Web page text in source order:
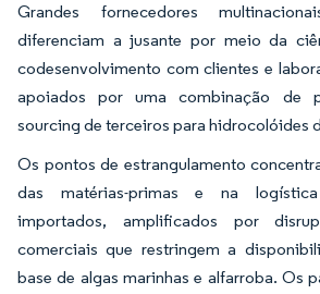
Grandes fornecedores
diferenciam a jusante por meio da
codesenvolvimento com clientes e
apoiados por uma combinação de
sourcing de terceiros para hidrocolóides
Os pontos de estrangulamento
das matérias-primas e na
importados, amplificados por
comerciais que restringem a
base de algas marinhas e alfarroba. Os